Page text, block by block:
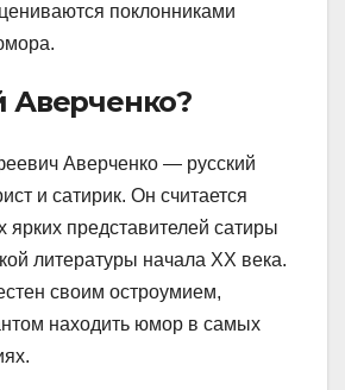
поклонниками
Аверченко?
Аверченко — русский
и сатирик. Он считается
представителей сатиры
литературы начала XX века.
своим остроумием,
находить юмор в самых